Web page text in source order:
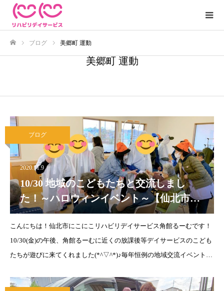
ブログ 美郷町 運動
美郷町 運動
ブログ
2020.11.9
10/30 地域のこどもたちと交流しまし
た！～ハロウィンイベント～【仙北市
機能訓練】
こんにちは！仙北市にこにこリハビリデイサービス角館るーむです！
10/30(金)の午後、角館るーむに近くの放課後等デイサービスのこども
たちが遊びに来てくれました(*^▽^*)♪毎年恒例の地域交流イベントで
交流を楽しみ